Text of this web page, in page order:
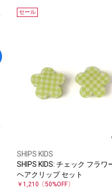
セール
SHIPS KIDS
SHIPS KIDS: チェック フラワ
ヘアクリップ セット
￥1,210 〔50%OFF〕
グリーン